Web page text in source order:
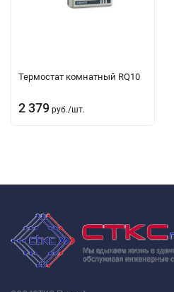
Термостат комнатный RQ10
2 379 руб./шт.